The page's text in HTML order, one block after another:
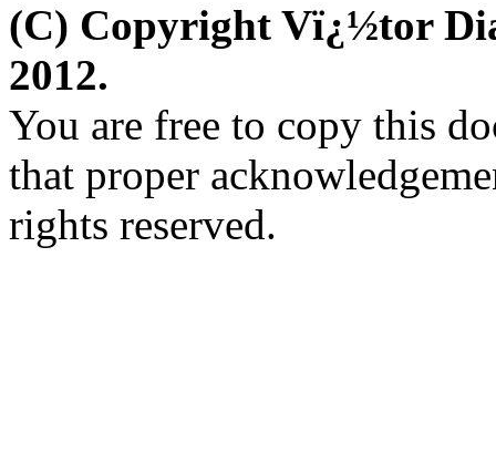
(C) Copyright Vï¿½tor
2012.
You are free to copy this
that proper
rights reserved.